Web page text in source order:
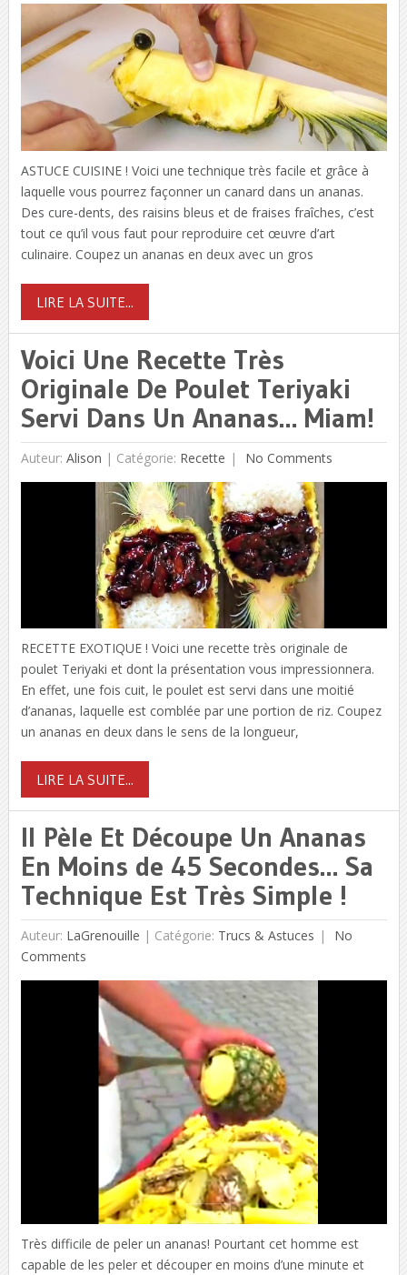
ASTUCE CUISINE ! Voici une technique très facile et grâce à
laquelle vous pourrez façonner un canard dans un ananas.
Des cure-dents, des raisins bleus et de fraises fraîches, c’est
tout ce qu’il vous faut pour reproduire cet œuvre d’art
culinaire. Coupez un ananas en deux avec un gros
LIRE LA SUITE...
Voici Une Recette Très
Originale De Poulet Teriyaki
Servi Dans Un Ananas… Miam!
Auteur: Alison | Catégorie: Recette No Comments
RECETTE EXOTIQUE ! Voici une recette très originale de
poulet Teriyaki et dont la présentation vous impressionnera.
En effet, une fois cuit, le poulet est servi dans une moitié
d’ananas, laquelle est comblée par une portion de riz. Coupez
un ananas en deux dans le sens de la longueur,
LIRE LA SUITE...
Il Pèle Et Découpe Un Ananas
En Moins de 45 Secondes… Sa
Technique Est Très Simple !
Auteur: LaGrenouille | Catégorie: Trucs & Astuces
No
Comments
Très difficile de peler un ananas! Pourtant cet homme est
capable de les peler et découper en moins d’une minute et